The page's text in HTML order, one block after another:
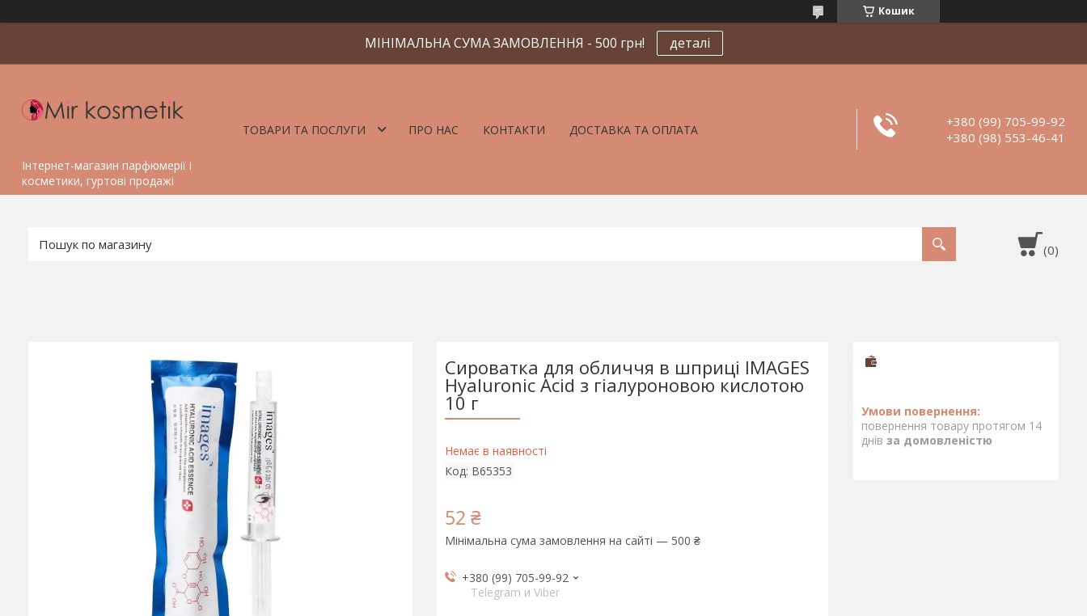
Кошик
МІНІМАЛЬНА СУМА ЗАМОВЛЕННЯ - 500 грн! деталі
Інтернет-магазин парфюмерії і
косметики, гуртові продажі
ТОВАРИ ТА ПОСЛУГИ ПРО НАС КОНТАКТИ ДОСТАВКА ТА ОПЛАТА
+380 (99) 705-99-92
+380 (98) 553-46-41
Сироватка для обличчя в шприці IMAGES
Hyaluronic Acid з гіалуроновою кислотою
10 г
Немає в наявності
Код: B65353
52 ₴
Мінімальна сума замовлення на сайті — 500 ₴
+380 (99) 705-99-92
Telegram и Viber
повернення товару протягом 14
днів за домовленістю